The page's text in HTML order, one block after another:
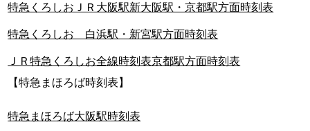
特急くろしおＪＲ大阪駅新大阪駅・京都駅方面時刻表
特急くろしお 白浜駅・新宮駅方面時刻表
ＪＲ特急くろしお全線時刻表京都駅方面時刻表
【特急まほろば時刻表】
特急まほろば大阪駅時刻表